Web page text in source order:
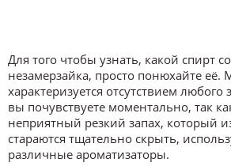
Для того чтобы узнать, какой спирт
незамерзайка, просто понюхайте её.
характеризуется отсутствием любого
вы почувствуете моментально, так
неприятный резкий запах, который
стараются тщательно скрыть,
различные ароматизаторы.